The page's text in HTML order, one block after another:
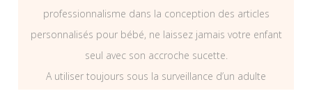
professionnalisme dans la conception des articles
personnalisés pour bébé, ne laissez jamais votre enfant
seul avec son accroche sucette.
A utiliser toujours sous la surveillance d’un adulte